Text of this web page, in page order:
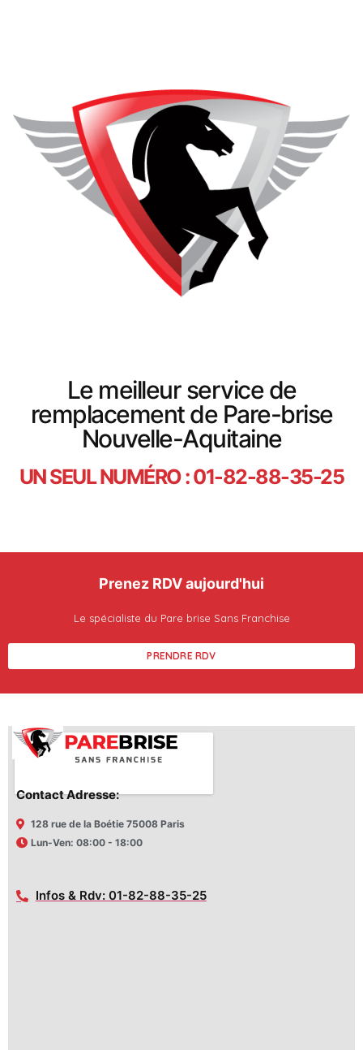
Le meilleur service de
remplacement de Pare-brise
Nouvelle-Aquitaine
UN SEUL NUMÉRO : 01-82-88-35-25
Prenez RDV aujourd'hui
Le spécialiste du Pare brise Sans Franchise
PRENDRE RDV
Contact Adresse:
128 rue de la Boétie 75008 Paris
Lun-Ven: 08:00 - 18:00
Infos & Rdv: 01-82-88-35-25